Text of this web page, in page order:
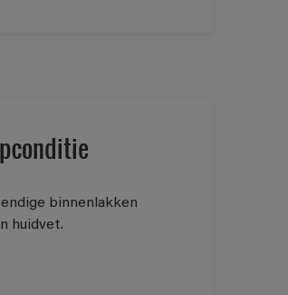
binnenlakken
huidvet.